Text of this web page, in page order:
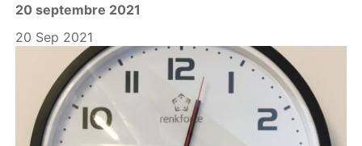
a
y
20 septembre 2021
20 Sep 2021